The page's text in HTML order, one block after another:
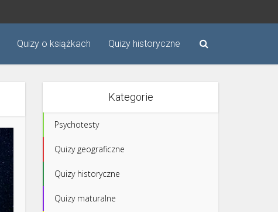
Quizy o książkach Quizy historyczne
Kategorie
Psychotesty
Quizy geograficzne
Quizy historyczne
Quizy maturalne